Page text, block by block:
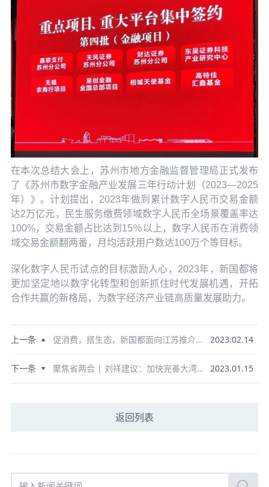
在本次总结大会上，苏州市地方金融监督管理局正式发布
了《苏州市数字金融产业发展三年行动计划（2023—2025
年）》。计划提出，2023年做到累计数字人民币交易金额
达2万亿元，民生服务缴费领域数字人民币全场景覆盖率达
100%，交易金额占比达到15％以上，数字人民币在消费领
域交易金额翻两番，月均活跃用户数达100万个等目标。
深化数字人民币试点的目标激励人心，2023年，新国都将
更加坚定地以数字化转型和创新抓住时代发展机遇，开拓
合作共赢的新格局，为数字经济产业链高质量发展助力。
上一条 促消费，搭生态，新国都面向江苏推介数字人民币业务服务方案 2023.02.14
下一条 聚焦省两会 | 刘祥建议：加快完善大湾区数字人民币跨境支付环境搭建 2023.01.15
返回列表